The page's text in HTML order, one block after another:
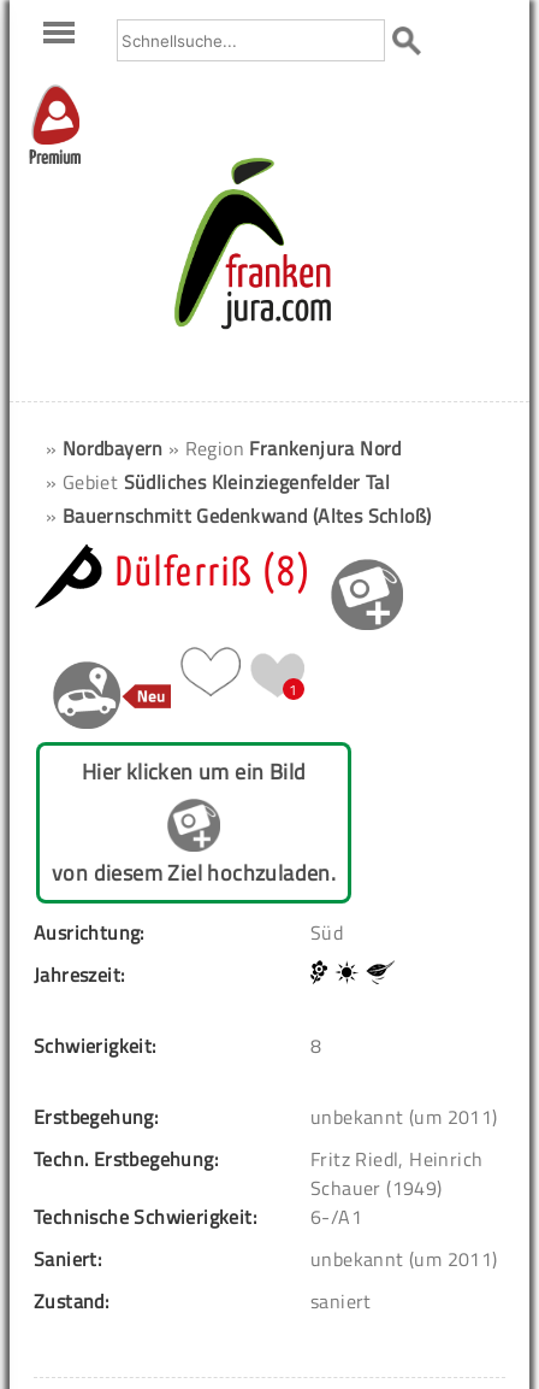
Premium
» Nordbayern » Region Frankenjura Nord
» Gebiet Südliches Kleinziegenfelder Tal
» Bauernschmitt Gedenkwand (Altes Schloß)
Dülferriß (8)
1
Hier klicken um ein Bild
von diesem Ziel hochzuladen.
Ausrichtung:
Süd
Jahreszeit:
Schwierigkeit: 8
Erstbegehung:
unbekannt (um 2011)
Techn. Erstbegehung:
Fritz Riedl, Heinrich
Schauer (1949)
Technische Schwierigkeit:
6-/A1
Saniert:
unbekannt (um 2011)
Zustand:
saniert